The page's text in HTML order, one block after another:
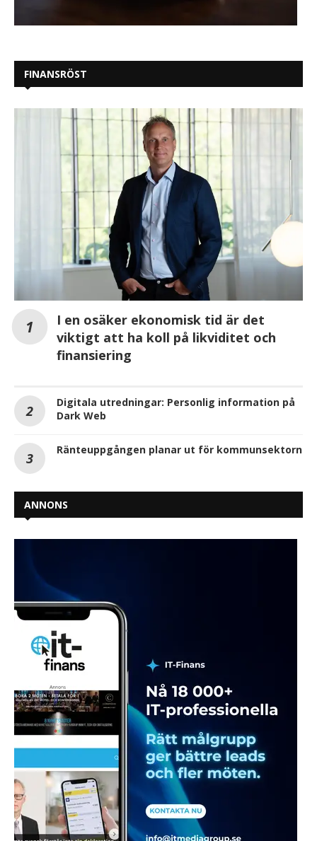
FINANSRÖST
I en osäker ekonomisk tid är det
viktigt att ha koll på likviditet och
finansiering
Digitala utredningar: Personlig information på
Dark Web
Ränteuppgången planar ut för kommunsektorn
ANNONS